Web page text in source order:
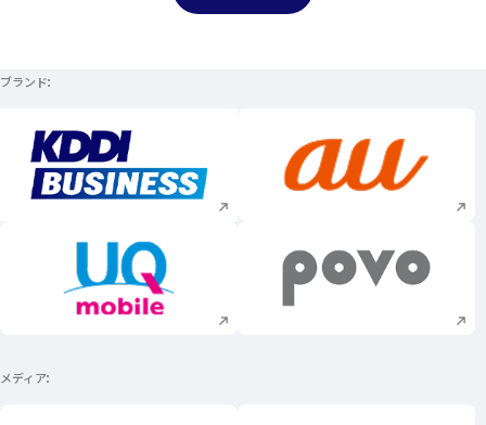
ブランド
新規ウィンドウで開く 新規ウィンドウで
新規ウィンドウで開く 新規ウィンドウで
メディア